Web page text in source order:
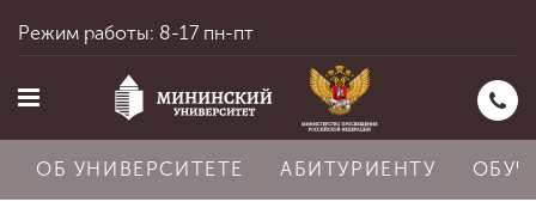
Режим работы: 8-17 пн-пт
ОБ УНИВЕРСИТЕТЕ АБИТУРИЕНТУ